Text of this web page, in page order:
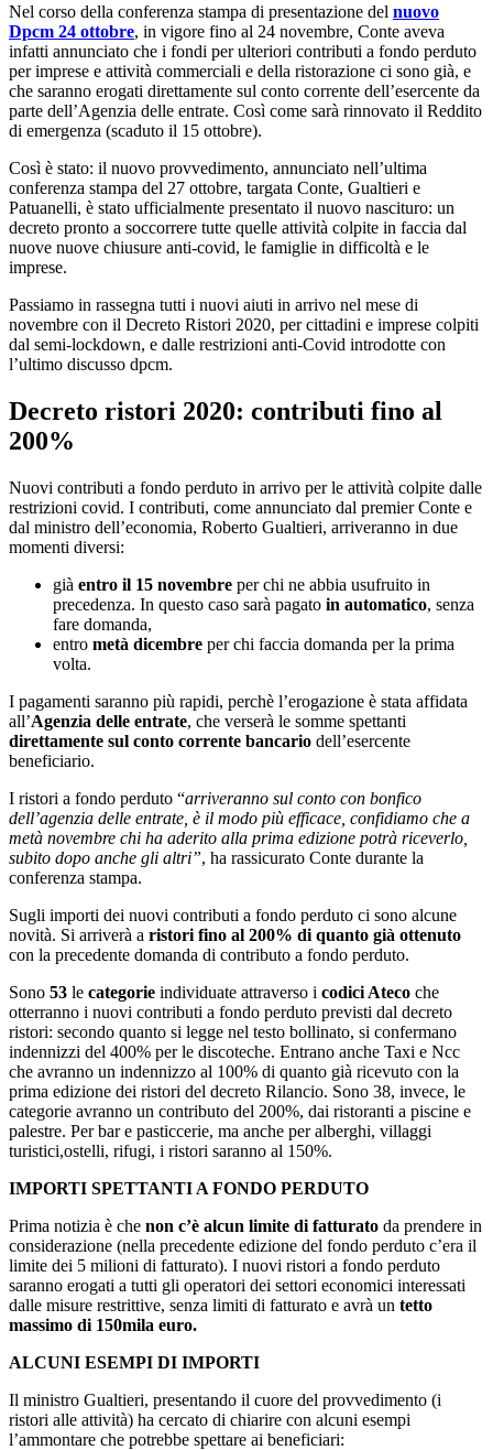
Nel corso della conferenza stampa di presentazione del nuovo
Dpcm 24 ottobre, in vigore fino al 24 novembre, Conte aveva
infatti annunciato che i fondi per ulteriori contributi a fondo perduto
per imprese e attività commerciali e della ristorazione ci sono già, e
che saranno erogati direttamente sul conto corrente dell’esercente da
parte dell’Agenzia delle entrate. Così come sarà rinnovato il Reddito
di emergenza (scaduto il 15 ottobre).
Così è stato: il nuovo provvedimento, annunciato nell’ultima
conferenza stampa del 27 ottobre, targata Conte, Gualtieri e
Patuanelli, è stato ufficialmente presentato il nuovo nascituro: un
decreto pronto a soccorrere tutte quelle attività colpite in faccia dal
nuove nuove chiusure anti-covid, le famiglie in difficoltà e le
imprese.
Passiamo in rassegna tutti i nuovi aiuti in arrivo nel mese di
novembre con il Decreto Ristori 2020, per cittadini e imprese colpiti
dal semi-lockdown, e dalle restrizioni anti-Covid introdotte con
l’ultimo discusso dpcm.
Decreto ristori 2020: contributi fino al
200%
Nuovi contributi a fondo perduto in arrivo per le attività colpite dalle
restrizioni covid. I contributi, come annunciato dal premier Conte e
dal ministro dell’economia, Roberto Gualtieri, arriveranno in due
momenti diversi:
già entro il 15 novembre per chi ne abbia usufruito in
precedenza. In questo caso sarà pagato in automatico, senza
fare domanda,
entro metà dicembre per chi faccia domanda per la prima
volta.
I pagamenti saranno più rapidi, perchè l’erogazione è stata affidata
all’Agenzia delle entrate, che verserà le somme spettanti
direttamente sul conto corrente bancario dell’esercente
beneficiario.
I ristori a fondo perduto “arriveranno sul conto con bonfico
dell’agenzia delle entrate, è il modo più efficace, confidiamo che a
metà novembre chi ha aderito alla prima edizione potrà riceverlo,
subito dopo anche gli altri”, ha rassicurato Conte durante la
conferenza stampa.
Sugli importi dei nuovi contributi a fondo perduto ci sono alcune
novità. Si arriverà a ristori fino al 200% di quanto già ottenuto
con la precedente domanda di contributo a fondo perduto.
Sono 53 le categorie individuate attraverso i codici Ateco che
otterranno i nuovi contributi a fondo perduto previsti dal decreto
ristori: secondo quanto si legge nel testo bollinato, si confermano
indennizzi del 400% per le discoteche. Entrano anche Taxi e Ncc
che avranno un indennizzo al 100% di quanto già ricevuto con la
prima edizione dei ristori del decreto Rilancio. Sono 38, invece, le
categorie avranno un contributo del 200%, dai ristoranti a piscine e
palestre. Per bar e pasticcerie, ma anche per alberghi, villaggi
turistici,ostelli, rifugi, i ristori saranno al 150%.
IMPORTI SPETTANTI A FONDO PERDUTO
Prima notizia è che non c’è alcun limite di fatturato da prendere in
considerazione (nella precedente edizione del fondo perduto c’era il
limite dei 5 milioni di fatturato). I nuovi ristori a fondo perduto
saranno erogati a tutti gli operatori dei settori economici interessati
dalle misure restrittive, senza limiti di fatturato e avrà un tetto
massimo di 150mila euro.
ALCUNI ESEMPI DI IMPORTI
Il ministro Gualtieri, presentando il cuore del provvedimento (i
ristori alle attività) ha cercato di chiarire con alcuni esempi
l’ammontare che potrebbe spettare ai beneficiari: